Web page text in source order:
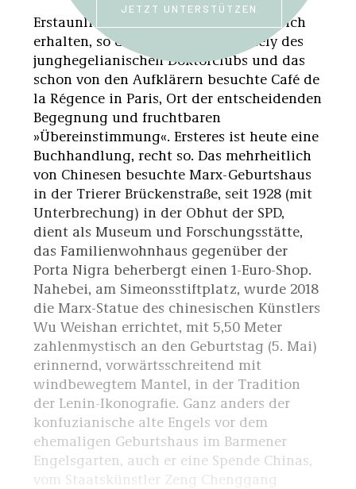
Erstaunlich viele Schauplätze haben sich
erhalten, so das Berliner Café Stehely des
junghegelianischen Doktorclubs und das
schon von den Aufklärern besuchte Café de
la Régence in Paris, Ort der entscheidenden
Begegnung und fruchtbaren
»Übereinstimmung«. Ersteres ist heute eine
Buchhandlung, recht so. Das mehrheitlich
von Chinesen besuchte Marx-Geburtshaus
in der Trierer Brückenstraße, seit 1928 (mit
Unterbrechung) in der Obhut der SPD,
dient als Museum und Forschungsstätte,
das Familienwohnhaus gegenüber der
Porta Nigra beherbergt einen 1-Euro-Shop.
Nahebei, am Simeonsstiftplatz, wurde 2018
die Marx-Statue des chinesischen Künstlers
Wu Weishan errichtet, mit 5,50 Meter
zahlenmystisch an den Geburtstag (5. Mai)
erinnernd, vorwärtsschreitend mit
windbewegtem Mantel, in der Tradition
der Lenin-Ikonografie. Ganz anders der
konfuzianische alte Engels vor dem
ehemaligen Geburtshaus im Barmener
Engelsgarten, auch er eine Spende Chinas,
vom Staatskünstler Zeng Chenggang
JETZT UNTERSTÜTZEN